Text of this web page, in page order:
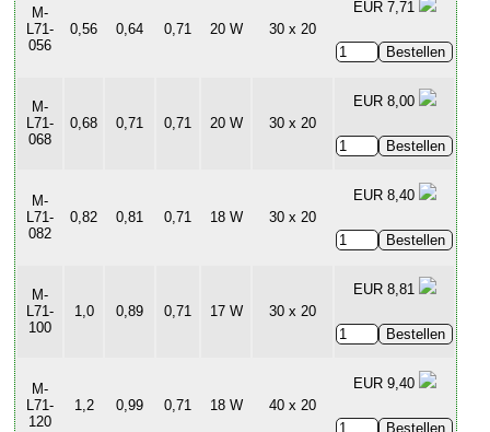
M-
L71-
056
0,56 0,64 0,71 20 W 30 x 20
EUR 7,71
M-
L71-
068
0,68 0,71 0,71 20 W 30 x 20
EUR 8,00
M-
L71-
082
0,82 0,81 0,71 18 W 30 x 20
EUR 8,40
M-
L71-
100
1,0 0,89 0,71 17 W 30 x 20
EUR 8,81
M-
L71-
120
1,2 0,99 0,71 18 W 40 x 20
EUR 9,40